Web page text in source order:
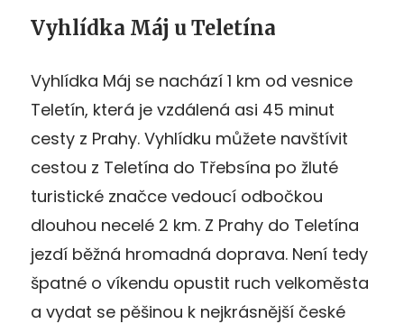
Vyhlídka Máj u Teletína
Vyhlídka Máj se nachází 1 km od vesnice
Teletín, která je vzdálená asi 45 minut
cesty z Prahy. Vyhlídku můžete navštívit
cestou z Teletína do Třebsína po žluté
turistické značce vedoucí odbočkou
dlouhou necelé 2 km. Z Prahy do Teletína
jezdí běžná hromadná doprava. Není tedy
špatné o víkendu opustit ruch velkoměsta
a vydat se pěšinou k nejkrásnější české